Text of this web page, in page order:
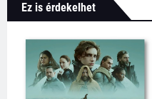
Ez is érdekelhet